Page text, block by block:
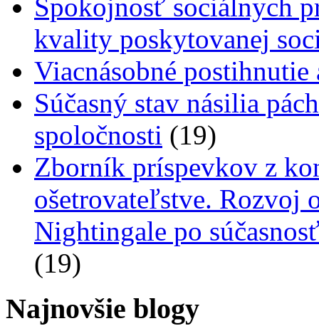
Spokojnosť sociálnych
kvality poskytovanej
Viacnásobné
Súčasný stav násilia
spoločnosti (19)
Zborník príspevkov z
ošetrovateľstve. Rozvoj
Nightingale po
(19)
Najnovšie blogy